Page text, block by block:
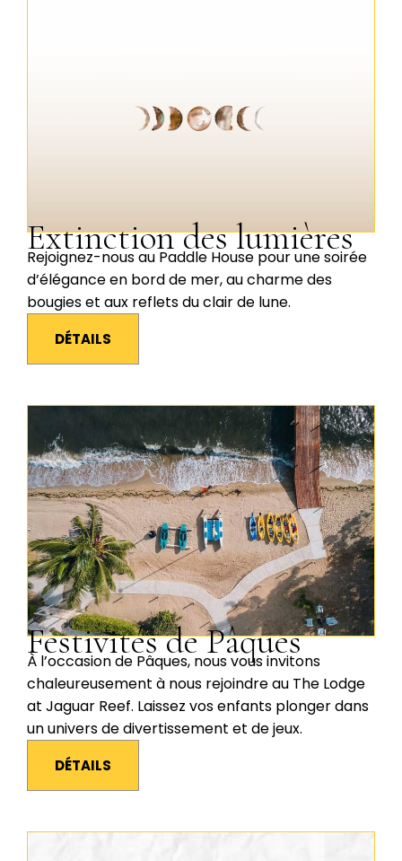
Extinction des lumières
Rejoignez-nous au Paddle House pour une soirée
d’élégance en bord de mer, au charme des
bougies et aux reflets du clair de lune.
DÉTAILS
Festivités de Pâques
À l’occasion de Pâques, nous vous invitons
chaleureusement à nous rejoindre au The Lodge
at Jaguar Reef. Laissez vos enfants plonger dans
un univers de divertissement et de jeux.
DÉTAILS